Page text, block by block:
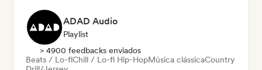
ADAD Audio
Playlist
> 4900 feedbacks enviados
Beats / Lo-fiChill / Lo-fi Hip-HopMúsica clássicaCountry